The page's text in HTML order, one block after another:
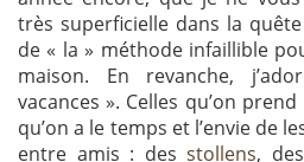
très superficielle dans la
de « la » méthode infaillible
maison. En revanche,
vacances ». Celles qu’on
qu’on a le temps et l’envie de
entre amis : desstollens, des